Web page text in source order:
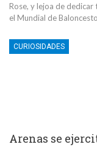
Rose, y lejoa de
el Mundial de
CURIOSIDADES
Arenas se